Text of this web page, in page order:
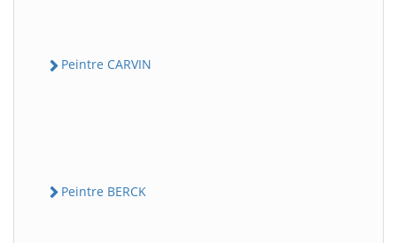
Peintre CARVIN
Peintre BERCK